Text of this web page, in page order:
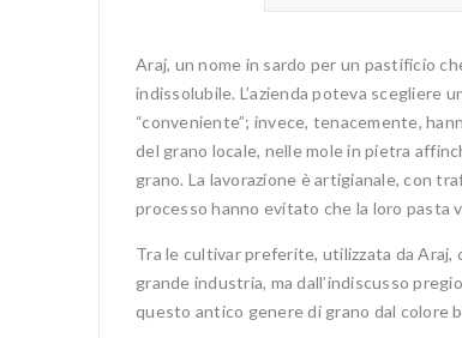
Araj, un nome in sardo per un pastificio
indissolubile. L’azienda poteva scegliere
“conveniente”; invece, tenacemente,
del grano locale, nelle mole in pietra
grano. La lavorazione è artigianale, con
processo hanno evitato che la loro pasta
Tra le cultivar preferite, utilizzata da Araj,
grande industria, ma dall’indiscusso
questo antico genere di grano dal colore